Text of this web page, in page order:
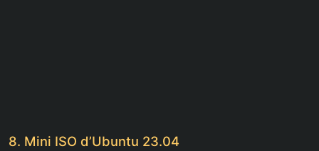
8. Mini ISO d’Ubuntu 23.04